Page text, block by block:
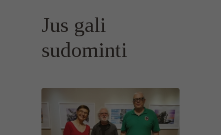
Jus gali
sudominti